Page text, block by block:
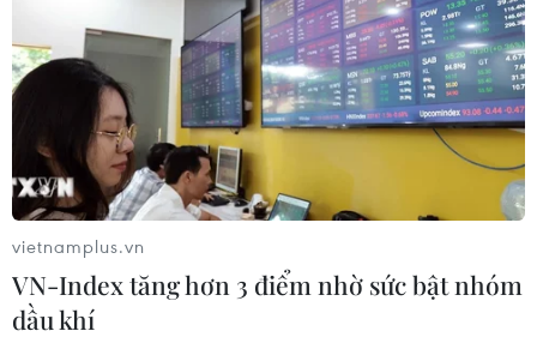
vietnamplus.vn
VN-Index tăng hơn 3 điểm nhờ sức bật nhóm
dầu khí